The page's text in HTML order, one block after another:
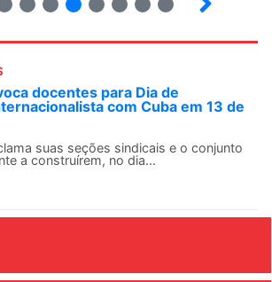
docentes para Dia de
com Cuba em 13 de
suas seções sindicais e o conjunto
a construírem, no dia...